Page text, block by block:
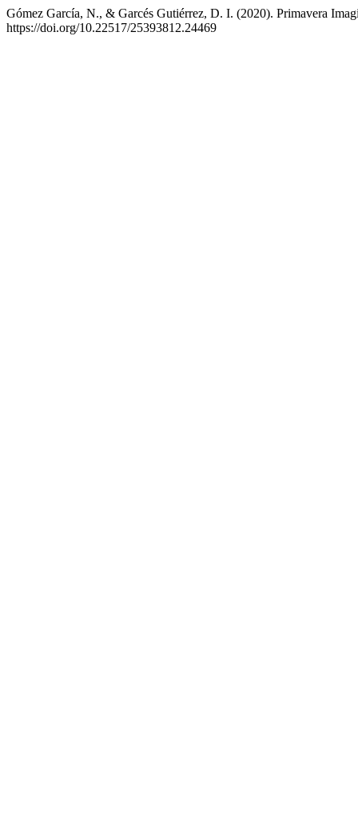
Gómez García, N., & Garcés Gutiérrez, D. I. (2020). Primavera
https://doi.org/10.22517/25393812.24469